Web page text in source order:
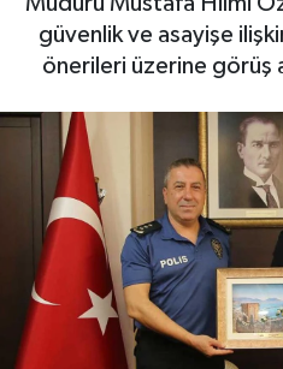
güvenlik ve asayişe
önerileri üzerine görüş
Gizlilik İlkeleri -
Güncel
Gündem
Politika
Spor
Turizm